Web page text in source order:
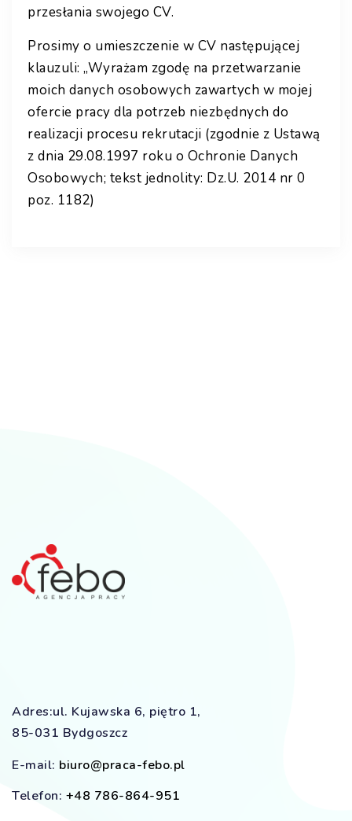
przesłania swojego CV.
Prosimy o umieszczenie w CV następującej
klauzuli: „Wyrażam zgodę na przetwarzanie
moich danych osobowych zawartych w mojej
ofercie pracy dla potrzeb niezbędnych do
realizacji procesu rekrutacji (zgodnie z Ustawą
z dnia 29.08.1997 roku o Ochronie Danych
Osobowych; tekst jednolity: Dz.U. 2014 nr 0
poz. 1182)
Adres:ul. Kujawska 6, piętro 1,
85-031 Bydgoszcz
E-mail: biuro@praca-febo.pl
Telefon: +48 786-864-951